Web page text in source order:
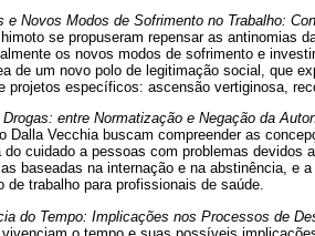
Novos Modos de Sofrimento no Trabalho:
se propuseram repensar as antinomias
os novos modos de sofrimento e
de um novo polo de legitimação social, que
projetos específicos: ascensão vertiginosa,
entre Normatização e Negação da
Dalla Vecchia buscam compreender as
cuidado a pessoas com problemas devidos
baseadas na internação e na abstinência, e
trabalho para profissionais de saúde.
do Tempo: Implicações nos Processos de